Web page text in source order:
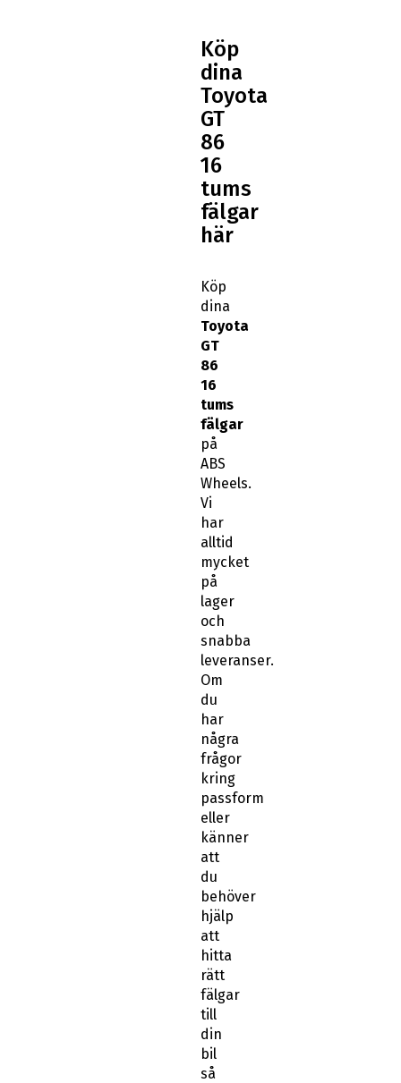
Köp
dina
Toyota
GT
86
16
tums
fälgar
här
Köp
dina
Toyota
GT
86
16
tums
fälgar
på
ABS
Wheels.
Vi
har
alltid
mycket
på
lager
och
snabba
leveranser.
Om
du
har
några
frågor
kring
passform
eller
känner
att
du
behöver
hjälp
att
hitta
rätt
fälgar
till
din
bil
så